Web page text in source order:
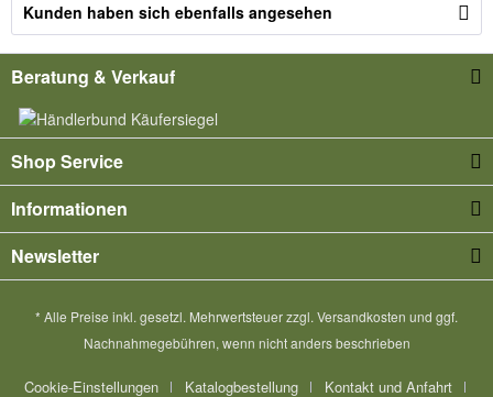
Kunden haben sich ebenfalls angesehen
Beratung & Verkauf
Shop Service
Informationen
Newsletter
* Alle Preise inkl. gesetzl. Mehrwertsteuer zzgl. Versandkosten und ggf.
Nachnahmegebühren, wenn nicht anders beschrieben
Cookie-Einstellungen Katalogbestellung Kontakt und Anfahrt